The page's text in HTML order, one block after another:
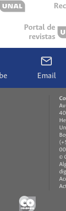
Portal de
revistas
Email
©